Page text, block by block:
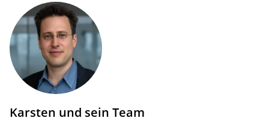
Karsten und sein Team